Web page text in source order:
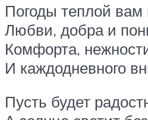
Погоды теплой вам
Любви, добра и
Комфорта,
И каждодневного
Пусть будет